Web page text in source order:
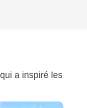
a inspiré les